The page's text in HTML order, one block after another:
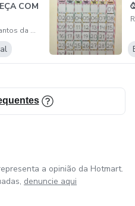
COM
Rosemery Santos da Costa
a opinião da Hotmart.
denuncie aqui